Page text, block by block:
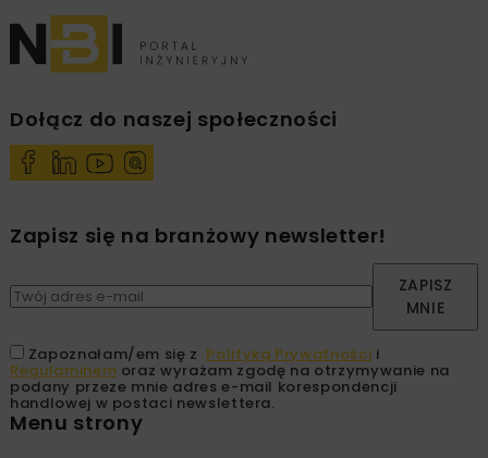
Dołącz do naszej społeczności
Zapisz się na branżowy newsletter!
ZAPISZ
MNIE
Zapoznałam/em się z Polityką Prywatności i
Regulaminem oraz wyrażam zgodę na otrzymywanie na
podany przeze mnie adres e-mail korespondencji
handlowej w postaci newslettera.
Menu strony